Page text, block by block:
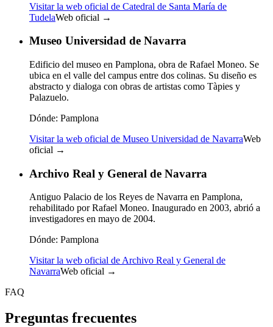
Visitar la web oficial de Catedral de Santa María de
TudelaWeb oficial →
Museo Universidad de Navarra
Edificio del museo en Pamplona, obra de Rafael Moneo. Se
ubica en el valle del campus entre dos colinas. Su diseño es
abstracto y dialoga con obras de artistas como Tàpies y
Palazuelo.
Dónde: Pamplona
Visitar la web oficial de Museo Universidad de NavarraWeb
oficial →
Archivo Real y General de Navarra
Antiguo Palacio de los Reyes de Navarra en Pamplona,
rehabilitado por Rafael Moneo. Inaugurado en 2003, abrió a
investigadores en mayo de 2004.
Dónde: Pamplona
Visitar la web oficial de Archivo Real y General de
NavarraWeb oficial →
FAQ
Preguntas frecuentes